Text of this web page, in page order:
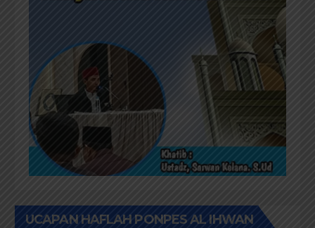
UCAPAN HAFLAH PONPES AL IHWAN